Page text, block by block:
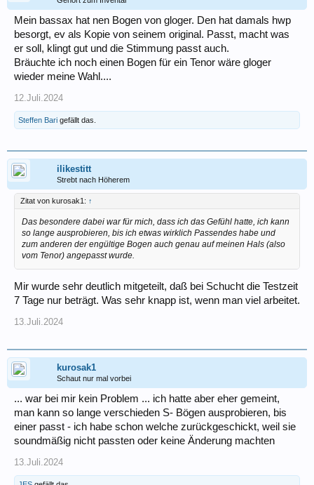
Mein bassax hat nen Bogen von gloger. Den hat damals hwp
besorgt, ev als Kopie von seinem original. Passt, macht was
er soll, klingt gut und die Stimmung passt auch.
Bräuchte ich noch einen Bogen für ein Tenor wäre gloger
wieder meine Wahl....
12.Juli.2024
Steffen Bari gefällt das.
ilikestitt
Strebt nach Höherem
Zitat von kurosak1: ↑
Das besondere dabei war für mich, dass ich das Gefühl hatte, ich kann
so lange ausprobieren, bis ich etwas wirklich Passendes habe und
zum anderen der engültige Bogen auch genau auf meinen Hals (also
vom Tenor) angepasst wurde.
Mir wurde sehr deutlich mitgeteilt, daß bei Schucht die Testzeit
7 Tage nur beträgt. Was sehr knapp ist, wenn man viel arbeitet.
13.Juli.2024
kurosak1
Schaut nur mal vorbei
... war bei mir kein Problem ... ich hatte aber eher gemeint,
man kann so lange verschieden S- Bögen ausprobieren, bis
einer passt - ich habe schon welche zurückgeschickt, weil sie
soundmäßig nicht passten oder keine Änderung machten
13.Juli.2024